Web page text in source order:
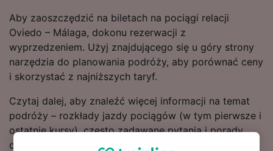
Aby zaoszczędzić na biletach na pociągi relacji
Oviedo – Málaga, dokonu rezerwacji z
wyprzedzeniem. Użyj znajdującego się u góry strony
narzędzia do planowania podróży, aby porównać ceny
i skorzystać z najniższych taryf.
Czytaj dalej, aby znaleźć więcej informacji na temat
podróży – rozkłady jazdy pociągów (w tym pierwsze i
ostatnie kursy), często zadawane pytania i porady
dotyczące wyszukiwania tanich biletów kolejowych.